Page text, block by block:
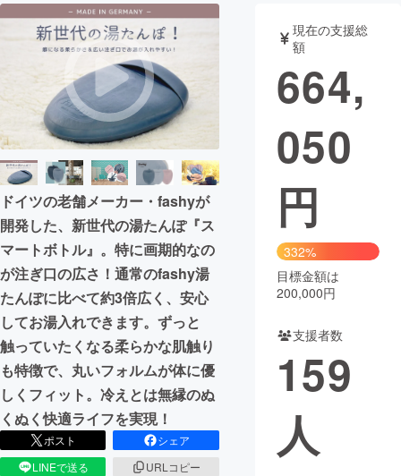
テクノロジー・ガジェット
映像・映画 書籍・雑誌
ビジネス・起業 チャレンジ
まちづくり・地域活性化
CAMPFIRE for Social Good
CAMPFIRE Creation
CAMPFIREふるさと納税machi-ya コミュニティ
ドイツの老舗メーカー・fashyが
開発した、新世代の湯たんぽ『ス
マートボトル』。特に画期的なの
が注ぎ口の広さ！通常のfashy湯
たんぽに比べて約3倍広く、安心
してお湯入れできます。ずっと
触っていたくなる柔らかな肌触り
も特徴で、丸いフォルムが体に優
しくフィット。冷えとは無縁のぬ
くぬく快適ライフを実現！
ポスト
シェア
LINEで送る
URLコピー
現在の支援総
額
664,
050
円
332%
目標金額は
200,000円
支援者数
159
人